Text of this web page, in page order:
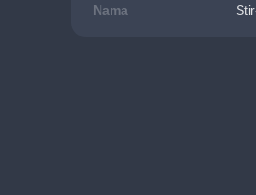
Nama